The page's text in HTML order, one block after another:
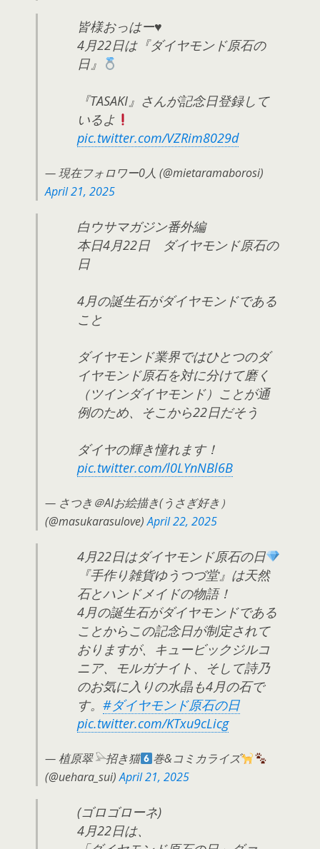
皆様おっはー♥️
4月22日は『ダイヤモンド原石の
日』
『TASAKI』さんが記念日登録して
いるよ
pic.twitter.com/VZRim8029d
— 現在フォロワー0人 (@mietaramaborosi)
April 21, 2025
白ウサマガジン番外編
本日4月22日 ダイヤモンド原石の
日
4月の誕生石がダイヤモンドである
こと
ダイヤモンド業界ではひとつのダ
イヤモンド原石を対に分けて磨く
（ツインダイヤモンド）ことが通
例のため、そこから22日だそう
ダイヤの輝き憧れます！
pic.twitter.com/l0LYnNBl6B
— さつき＠AIお絵描き(うさぎ好き）
(@masukarasulove)April 22, 2025
4月22日はダイヤモンド原石の日
『手作り雑貨ゆうつづ堂』は天然
石とハンドメイドの物語！
4月の誕生石がダイヤモンドである
ことからこの記念日が制定されて
おりますが、キュービックジルコ
ニア、モルガナイト、そして詩乃
のお気に入りの水晶も4月の石で
す。 #ダイヤモンド原石の日
pic.twitter.com/KTxu9cLicg
— 植原翠𓅪招き猫
巻&コミカライズ
(@uehara_sui)April 21, 2025
(ゴロゴローネ)
4月22日は、